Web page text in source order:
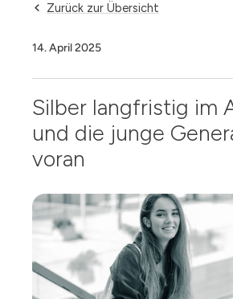
Zurück zur Übersicht
14. April 2025
Silber langfristig im
und die junge
voran